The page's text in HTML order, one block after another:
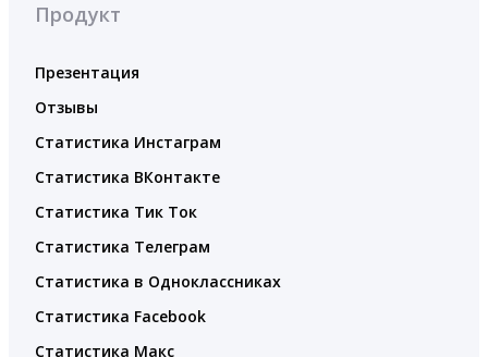
Продукт
Презентация
Отзывы
Статистика Инстаграм
Статистика ВКонтакте
Статистика Тик Ток
Статистика Телеграм
Статистика в Одноклассниках
Статистика Facebook
Статистика Макс